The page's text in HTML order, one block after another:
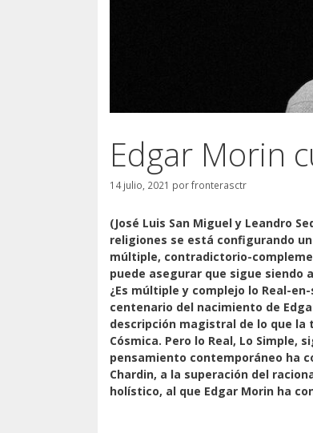
Edgar Morin
14 julio, 2021 porfronterasctr
(José Luis San Miguel y Leandro
religiones se está configurando
múltiple, contradictorio-
puede asegurar que sigue siendo
¿Es múltiple y complejo lo Real-
centenario del nacimiento de
descripción magistral de lo que la
Cósmica. Pero lo Real, Lo
pensamiento contemporáneo ha
Chardin, a la superación del
holístico, al que Edgar Morin ha